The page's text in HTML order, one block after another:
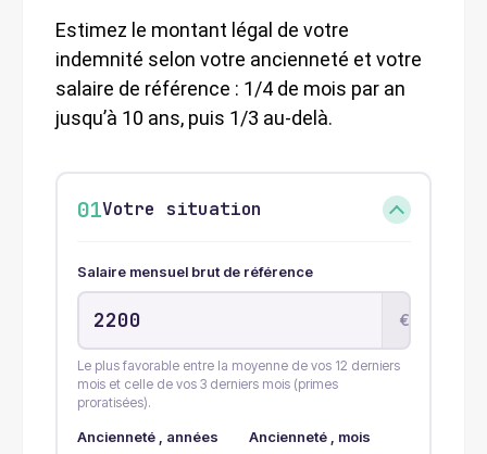
Estimez le montant légal de votre
indemnité selon votre ancienneté et votre
salaire de référence : 1/4 de mois par an
jusqu’à 10 ans, puis 1/3 au-delà.